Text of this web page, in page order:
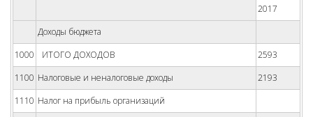
2017
Доходы бюджета
1000
ИТОГО ДОХОДОВ
2593
1100 Налоговые и неналоговые доходы
2193
1110 Налог на прибыль организаций